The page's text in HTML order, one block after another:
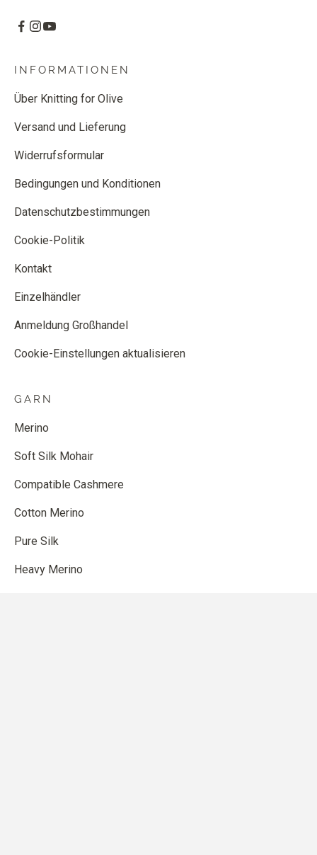
INFORMATIONEN
Über Knitting for Olive
Versand und Lieferung
Widerrufsformular
Bedingungen und Konditionen
Datenschutzbestimmungen
Cookie-Politik
Kontakt
Einzelhändler
Anmeldung Großhandel
Cookie-Einstellungen aktualisieren
GARN
Merino
Soft Silk Mohair
Compatible Cashmere
Cotton Merino
Pure Silk
Heavy Merino